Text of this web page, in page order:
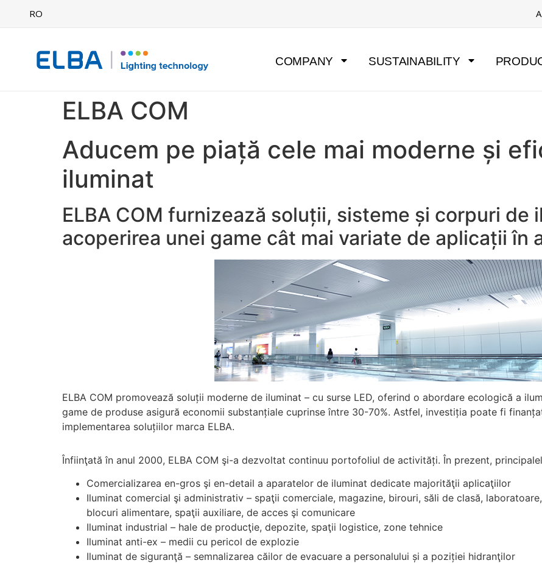
RO
COMPANY SUSTAINABILITY
ELBA COM
Aducem pe piață cele mai moderne și
iluminat
ELBA COM furnizează soluții, sisteme și corpuri de
acoperirea unei game cât mai variate de aplicații în
ELBA COM promovează soluții moderne de iluminat – cu surse LED, oferind o abordare ecologică a
game de produse asigură economii substanțiale cuprinse între 30-70%. Astfel, investiția poate fi
implementarea soluțiilor marca ELBA.
Înfiinţată în anul 2000, ELBA COM şi-a dezvoltat continuu portofoliul de activități. În prezent,
Comercializarea en-gros şi en-detail a aparatelor de iluminat dedicate majorităţii aplicaţiilor
Iluminat comercial şi administrativ – spaţii comerciale, magazine, birouri, săli de clasă,
blocuri alimentare, spaţii auxiliare, de acces şi comunicare
Iluminat industrial – hale de producţie, depozite, spaţii logistice, zone tehnice
Iluminat anti-ex – medii cu pericol de explozie
Iluminat de siguranţă – semnalizarea căilor de evacuare a personalului și a poziției hidranţilor